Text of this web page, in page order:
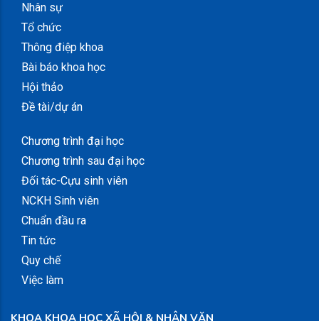
Nhân sự
Tổ chức
Thông điệp khoa
Bài báo khoa học
Hội thảo
Đề tài/dự án
Chương trình đại học
Chương trình sau đại học
Đối tác-Cựu sinh viên
NCKH Sinh viên
Chuẩn đầu ra
Tin tức
Quy chế
Việc làm
KHOA KHOA HỌC XÃ HỘI & NHÂN VĂN